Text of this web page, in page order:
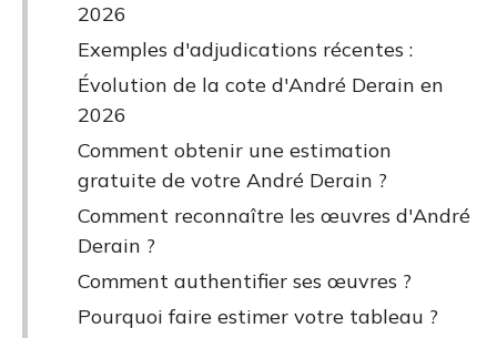
2026
Exemples d'adjudications récentes :
Évolution de la cote d'André Derain en
2026
Comment obtenir une estimation
gratuite de votre André Derain ?
Comment reconnaître les œuvres d'André
Derain ?
Comment authentifier ses œuvres ?
Pourquoi faire estimer votre tableau ?